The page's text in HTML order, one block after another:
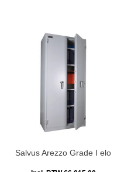
Salvus Arezzo Grade I elo